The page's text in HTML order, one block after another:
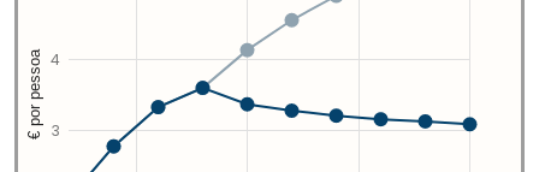
3
4
€ por pessoa